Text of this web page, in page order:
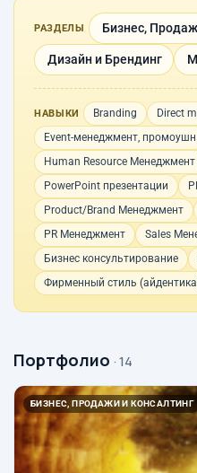
РАЗДЕЛЫ Бизнес,
Дизайн и Брендинг
НАВЫКИ Branding
Direct
Event-менеджмент, промоушн
Human Resource Менеджмент
PowerPoint презентации
Product/Brand Менеджмент
PR Менеджмент
Sales
Бизнес консультирование
Фирменный стиль
Портфолио · 14
БИЗНЕС, ПРОДАЖИ И КОНСАЛТИНГ